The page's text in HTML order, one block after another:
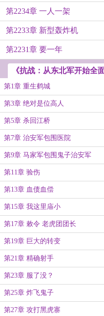
第2234章 一人一架
第2233章 新型轰炸机
第2231章 要一年
《抗战：从东北军开始全
第1章 重生鹤城
第3章 绝对是位高人
第5章 杀回江桥
第7章 治安军包围医院
第9章 马家军包围鬼子治安军
第11章 验伤
第13章 血债血偿
第15章 我这里庙小
第17章 敕令 老虎团团长
第19章 巨大的转变
第21章 精确射手
第23章 服了没？
第25章 炸飞鬼子
第27章 攻打黑虎寨